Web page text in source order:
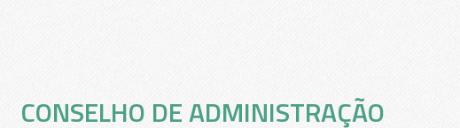
CONSELHO DE ADMINISTRAÇÃO